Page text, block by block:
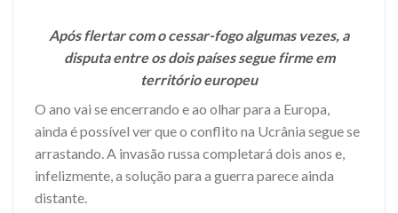
Após flertar com o cessar-fogo algumas vezes, a
disputa entre os dois países segue firme em
território europeu
O ano vai se encerrando e ao olhar para a Europa,
ainda é possível ver que o conflito na Ucrânia segue se
arrastando. A invasão russa completará dois anos e,
infelizmente, a solução para a guerra parece ainda
distante.